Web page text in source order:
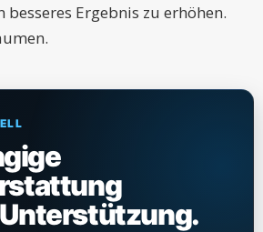
besseres Ergebnis zu erhöhen.